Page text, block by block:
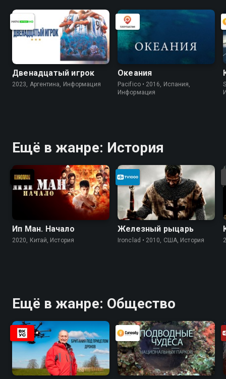
Двенадцатый игрок
2023, Аргентина, Информация
Океания
Pacifico • 2016, Испания,
Информация
Ещё в жанре: История
Ип Ман. Начало
2020, Китай, История
Железный рыцарь
Ironclad • 2010, США, История
Ещё в жанре: Общество